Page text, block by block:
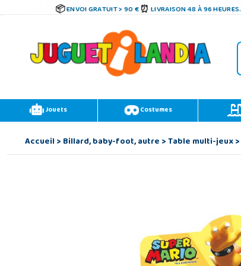
ENVOI GRATUIT > 90 € LIVRAISON 48 À 96 HEURES.
Jouets Costumes
Accueil>Billard, baby-foot, autre>Table multi-jeux>